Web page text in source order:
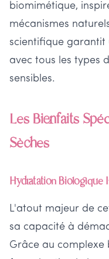
biomimétique,
mécanismes
scientifique
avec tous les types
sensibles.
Les Bienfaits
Sèches
Hydratation Biologique
L'atout majeur de
sa capacité à
Grâce au